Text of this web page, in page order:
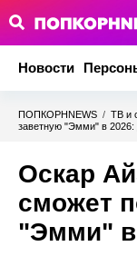
Новости
ПОПКОРНNEWS / ТВ и
заветную "Эмми" в 2026:
Оскар
сможет
"Эмми" в